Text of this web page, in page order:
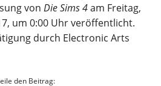
von Die Sims 4am Freitag,
um 0:00 Uhr veröffentlicht.
durch Electronic Arts
den Beitrag: